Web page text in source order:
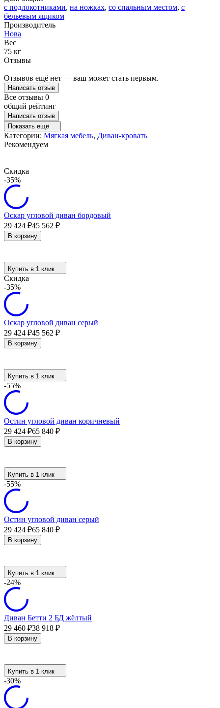
с подлокотниками, на ножках, со спальным местом, с
бельевым ящиком
Производитель
Нова
Вес
75 кг
Отзывы
Отзывов ещё нет — ваш может стать первым.
Написать отзыв
Все отзывы 0
общий рейтинг
Написать отзыв
Показать ещё
Категории: Мягкая мебель, Диван-кровать
Рекомендуем
Скидка
-35%
Оскар угловой диван бордовый
29 424 ₽45 562 ₽
В корзину
Купить в 1 клик
Скидка
-35%
Оскар угловой диван серый
29 424 ₽45 562 ₽
В корзину
Купить в 1 клик
-55%
Остин угловой диван коричневый
29 424 ₽65 840 ₽
В корзину
Купить в 1 клик
-55%
Остин угловой диван серый
29 424 ₽65 840 ₽
В корзину
Купить в 1 клик
-24%
Диван Бетти 2 БД жёлтый
29 460 ₽38 918 ₽
В корзину
Купить в 1 клик
-30%